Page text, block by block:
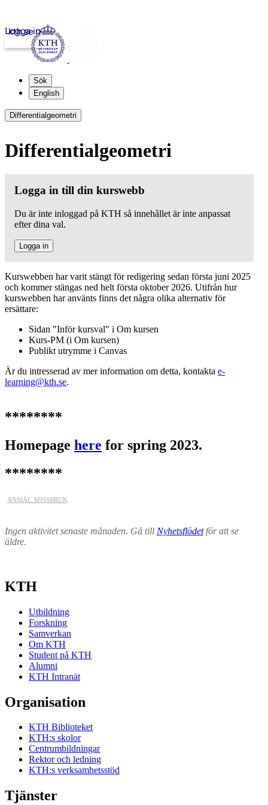
kth.se
Logga in
Sök
English
Differentialgeometri
Differentialgeometri
Logga in till din kurswebb
Du är inte inloggad på KTH så innehållet är inte anpassat
efter dina val.
Logga in
Kurswebben har varit stängt för redigering sedan första juni 2025
och kommer stängas ned helt första oktober 2026. Utifrån hur
kurswebben har använts finns det några olika alternativ för
ersättare:
Sidan "Inför kursval" i Om kursen
Kurs-PM (i Om kursen)
Publikt utrymme i Canvas
Är du intresserad av mer information om detta, kontakta e-
learning@kth.se.
********
Homepage here for spring 2023.
********
anmäl missbruk
Ingen aktivitet senaste månaden. Gå till Nyhetsflödetför att se
äldre.
KTH
Utbildning
Forskning
Samverkan
Om KTH
Student på KTH
Alumni
KTH Intranät
Organisation
KTH Biblioteket
KTH:s skolor
Centrumbildningar
Rektor och ledning
KTH:s verksamhetsstöd
Tjänster